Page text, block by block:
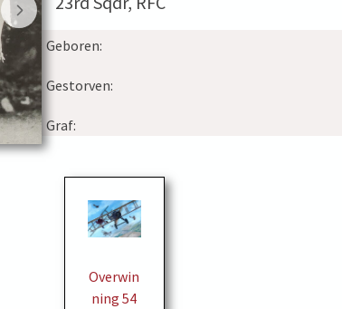
Geboren:
Gestorven:
Graf:
Overwin
ning 54